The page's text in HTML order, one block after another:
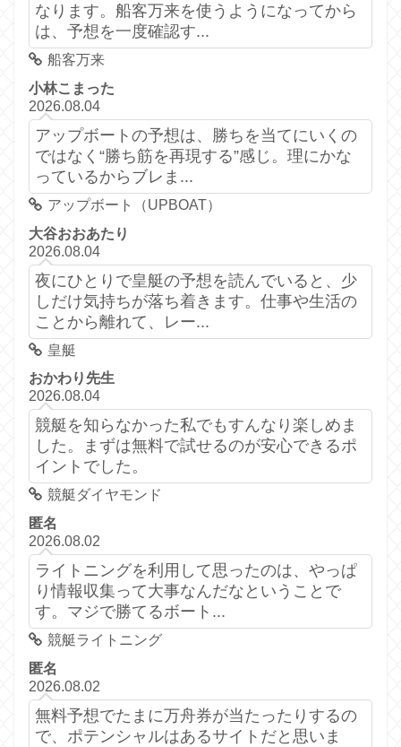
なります。船客万来を使うようになってから
は、予想を一度確認す...
船客万来
小林こまった
2026.08.04
アップボートの予想は、勝ちを当てにいくの
ではなく“勝ち筋を再現する”感じ。理にかな
っているからブレま...
アップボート（UPBOAT）
大谷おおあたり
2026.08.04
夜にひとりで皇艇の予想を読んでいると、少
しだけ気持ちが落ち着きます。仕事や生活の
ことから離れて、レー...
皇艇
おかわり先生
2026.08.04
競艇を知らなかった私でもすんなり楽しめま
した。まずは無料で試せるのが安心できるポ
イントでした。
競艇ダイヤモンド
匿名
2026.08.02
ライトニングを利用して思ったのは、やっぱ
り情報収集って大事なんだなということで
す。マジで勝てるボート...
競艇ライトニング
匿名
2026.08.02
無料予想でたまに万舟券が当たったりするの
で、ポテンシャルはあるサイトだと思いま